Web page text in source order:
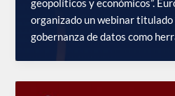
geopolíticos y económicos”.
organizado un webinar titulado
gobernanza de datos como